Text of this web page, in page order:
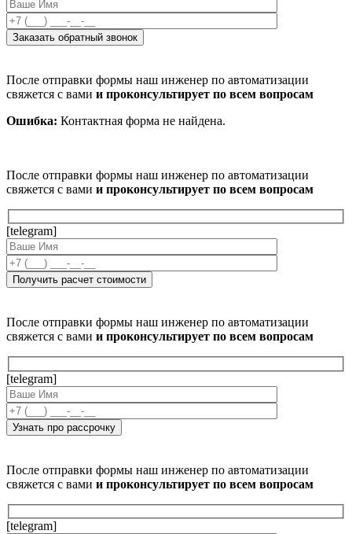
После отправки формы наш инженер по автоматизации
свяжется с вами и проконсультирует по всем вопросам
Ошибка: Контактная форма не найдена.
После отправки формы наш инженер по автоматизации
свяжется с вами и проконсультирует по всем вопросам
[telegram]
После отправки формы наш инженер по автоматизации
свяжется с вами и проконсультирует по всем вопросам
[telegram]
После отправки формы наш инженер по автоматизации
свяжется с вами и проконсультирует по всем вопросам
[telegram]